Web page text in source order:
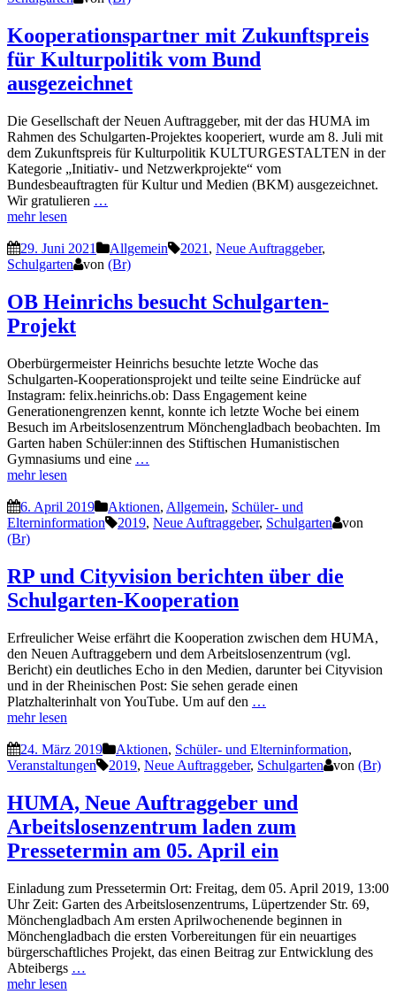
Kooperationspartner mit Zukunftspreis
für Kulturpolitik vom Bund
ausgezeichnet
Die Gesellschaft der Neuen Auftraggeber, mit der das HUMA im
Rahmen des Schulgarten-Projektes kooperiert, wurde am 8. Juli mit
dem Zukunftspreis für Kulturpolitik KULTURGESTALTEN in der
Kategorie „Initiativ- und Netzwerkprojekte“ vom
Bundesbeauftragten für Kultur und Medien (BKM) ausgezeichnet.
Wir gratulieren …
mehr lesen
29. Juni 2021 Allgemein 2021 , Neue Auftraggeber,
Schulgarten
von (Br)
OB Heinrichs besucht Schulgarten-
Projekt
Oberbürgermeister Heinrichs besuchte letzte Woche das
Schulgarten-Kooperationsprojekt und teilte seine Eindrücke auf
Instagram: felix.heinrichs.ob: Dass Engagement keine
Generationengrenzen kennt, konnte ich letzte Woche bei einem
Besuch im Arbeitslosenzentrum Mönchengladbach beobachten. Im
Garten haben Schüler:innen des Stiftischen Humanistischen
Gymnasiums und eine …
mehr lesen
6. April 2019 Aktionen, Allgemein, Schüler- und
Elterninformation
2019, Neue Auftraggeber, Schulgarten
von
(Br)
RP und Cityvision berichten über die
Schulgarten-Kooperation
Erfreulicher Weise erfährt die Kooperation zwischen dem HUMA,
den Neuen Auftraggebern und dem Arbeitslosenzentrum (vgl.
Bericht) ein deutliches Echo in den Medien, darunter bei Cityvision
und in der Rheinischen Post: Sie sehen gerade einen
Platzhalterinhalt von YouTube. Um auf den …
mehr lesen
24. März 2019 Aktionen, Schüler- und Elterninformation,
Veranstaltungen
2019, Neue Auftraggeber, Schulgarten von (Br)
HUMA, Neue Auftraggeber und
Arbeitslosenzentrum laden zum
Pressetermin am 05. April ein
Einladung zum Pressetermin Ort: Freitag, dem 05. April 2019, 13:00
Uhr Zeit: Garten des Arbeitslosenzentrums, Lüpertzender Str. 69,
Mönchengladbach Am ersten Aprilwochenende beginnen in
Mönchengladbach die ersten Vorbereitungen für ein neuartiges
bürgerschaftliches Projekt, das einen Beitrag zur Entwicklung des
Abteibergs …
mehr lesen